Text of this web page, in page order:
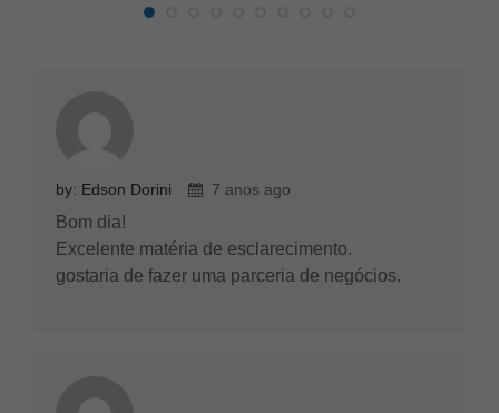
by: Edson Dorini 7 anos ago
Bom dia!
Excelente matéria de esclarecimento.
gostaria de fazer uma parceria de negócios.